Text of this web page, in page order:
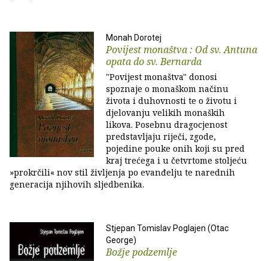
Monah Dorotej
Povijest monaštva : Od sv. Antuna
opata do sv. Bernarda
"Povijest monaštva" donosi
spoznaje o monaškom načinu
života i duhovnosti te o životu i
djelovanju velikih monaških
likova. Posebnu dragocjenost
predstavljaju riječi, zgode,
pojedine pouke onih koji su pred
kraj trećega i u četvrtome stoljeću
»prokrčili« nov stil življenja po evanđelju te narednih
generacija njihovih sljedbenika.
Stjepan Tomislav Poglajen (Otac
George)
Božje podzemlje